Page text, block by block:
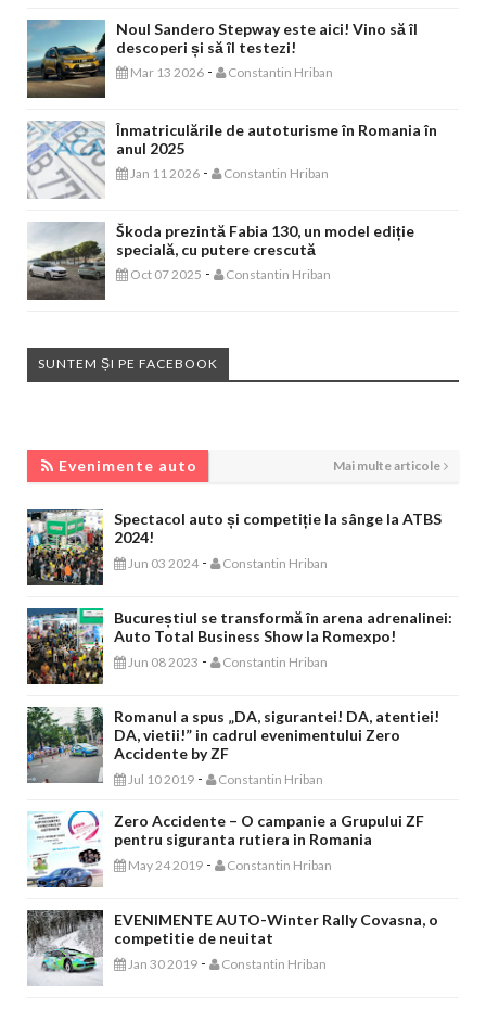
Noul Sandero Stepway este aici! Vino să îl
descoperi și să îl testezi!
Mar 13 2026 - Constantin Hriban
Înmatriculările de autoturisme în Romania în
anul 2025
Jan 11 2026 - Constantin Hriban
Škoda prezintă Fabia 130, un model ediție
specială, cu putere crescută
Oct 07 2025 - Constantin Hriban
SUNTEM ȘI PE FACEBOOK
Evenimente auto Mai multe articole
Spectacol auto și competiție la sânge la ATBS
2024!
Jun 03 2024 - Constantin Hriban
Bucureștiul se transformă în arena adrenalinei:
Auto Total Business Show la Romexpo!
Jun 08 2023 - Constantin Hriban
Romanul a spus „DA, sigurantei! DA, atentiei!
DA, vietii!” in cadrul evenimentului Zero
Accidente by ZF
Jul 10 2019 - Constantin Hriban
Zero Accidente – O campanie a Grupului ZF
pentru siguranta rutiera in Romania
May 24 2019 - Constantin Hriban
EVENIMENTE AUTO-Winter Rally Covasna, o
competitie de neuitat
Jan 30 2019 - Constantin Hriban